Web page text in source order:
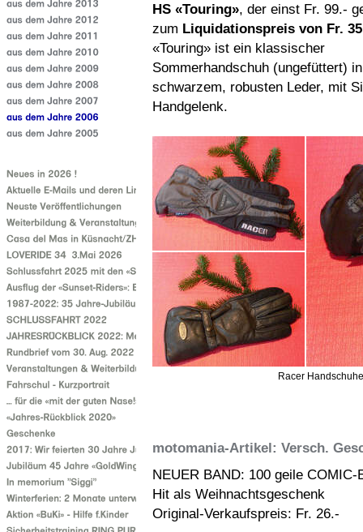
HS «Touring», der einst Fr. 99.-
zum Liquidationspreis von Fr.
«Touring» ist ein klassischer
Sommerhandschuh (ungefüttert) in
schwarzem, robusten Leder, mit
Handgelenk.
Racer
motomania-Artikel: Versch.
NEUER BAND: 100 geile COMIC-
Hit als Weihnachtsgeschenk
Original-Verkaufspreis: Fr. 26.-